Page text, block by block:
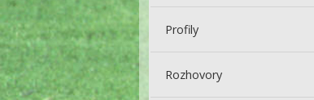
Profily
Rozhovory